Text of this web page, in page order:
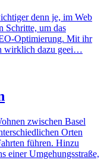
denn je, im Web
Schritte, um das
Optimierung. Mit ihr
wirklich dazu geei…
zwischen Basel
Orten
führen. Hinzu
einer Umgehungsstraße,